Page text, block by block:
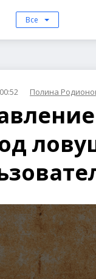
Все
Полина